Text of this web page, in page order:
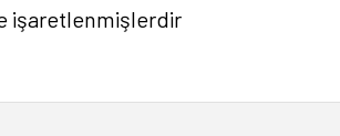
işaretlenmişlerdir